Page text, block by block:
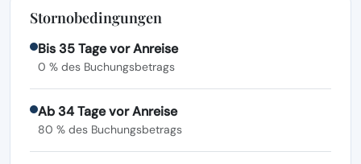
Stornobedingungen
Bis 35 Tage vor Anreise
0 % des Buchungsbetrags
Ab 34 Tage vor Anreise
80 % des Buchungsbetrags